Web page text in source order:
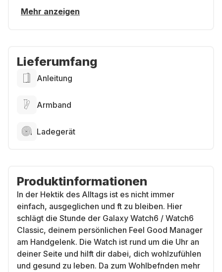
Mehr anzeigen
Lieferumfang
Anleitung
Armband
Ladegerät
Produktinformationen
In der Hektik des Alltags ist es nicht immer
einfach, ausgeglichen und ft zu bleiben. Hier
schlägt die Stunde der Galaxy Watch6 / Watch6
Classic, deinem persönlichen Feel Good Manager
am Handgelenk. Die Watch ist rund um die Uhr an
deiner Seite und hilft dir dabei, dich wohlzufühlen
und gesund zu leben. Da zum Wohlbefnden mehr